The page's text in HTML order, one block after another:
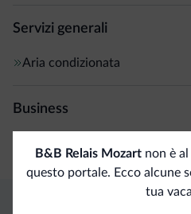
Servizi generali
Aria condizionata
Business
B&B Relais Mozartnon è al
questo portale. Ecco alcune
tua